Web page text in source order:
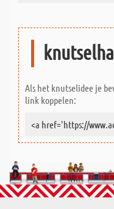
Als het knutselidee je
link koppelen: